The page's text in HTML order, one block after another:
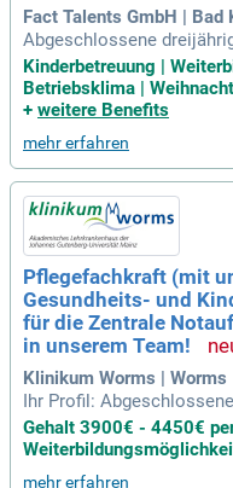
Fact Talents GmbH |
Abgeschlossene
Pflegefachfrau/
fleger oder Altenpfleger
mmen, aber keine
Kinderbetreuung |
Betriebsklima |
+ weitere Benefits
mehr erfahren
Pflegefachkraft (mit
Gesundheits- und
für die Zentrale
in unserem Team!
Klinikum Worms | Worms
Ihr Profil:
rau/-mann oder
eamplayer:in im
wusstsein und
Gehalt 3900€ - 4450€
mehr erfahren